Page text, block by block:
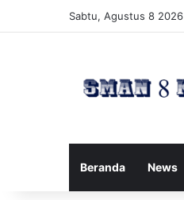
Sabtu, Agustus 8 2026
Beranda News